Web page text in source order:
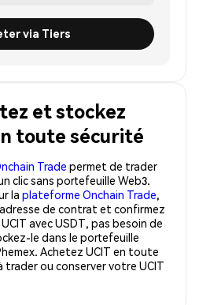
via Tiers
et stockez
toute sécurité
Trade permet de trader
clic sans portefeuille Web3.
la plateforme Onchain Trade,
de contrat et confirmez
avec USDT, pas besoin de
le dans le portefeuille
Achetez UCIT en toute
trader ou conserver votre UCIT